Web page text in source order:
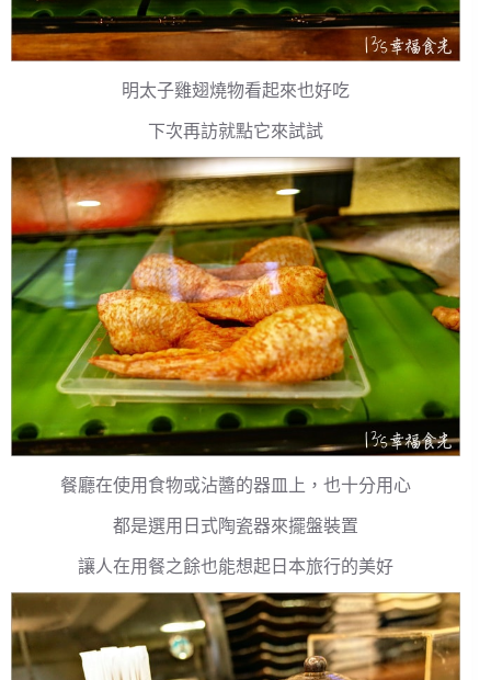
明太子雞翅燒物看起來也好吃
下次再訪就點它來試試
餐廳在使用食物或沾醬的器皿上，也十分用心
都是選用日式陶瓷器來擺盤裝置
讓人在用餐之餘也能想起日本旅行的美好